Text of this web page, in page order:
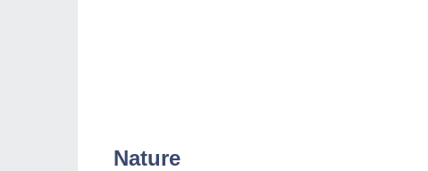
Nature